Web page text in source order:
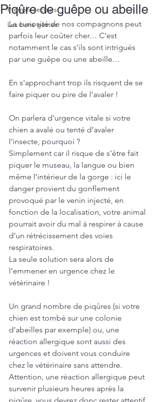
Premier secours
Les bons gestes
Piqûre de guêpe ou abeille
La curiosité de nos compagnons peut
parfois leur coûter cher… C’est
notamment le cas s’ils sont intrigués
par une guêpe ou une abeille…
En s’approchant trop ils risquent de se
faire piquer ou pire de l’avaler !
On parlera d’urgence vitale si votre
chien a avalé ou tenté d’avaler
l’insecte, pourquoi ?
Simplement car il risque de s’être fait
piquer le museau, la langue ou bien
même l’intérieur de la gorge : ici le
danger provient du gonflement
provoqué par le venin injecté, en
fonction de la localisation, votre animal
pourrait avoir du mal à respirer à cause
d’un rétrécissement des voies
respiratoires.
La seule solution sera alors de
l’emmener en urgence chez le
vétérinaire !
Un grand nombre de piqûres (si votre
chien est tombé sur une colonie
d’abeilles par exemple) ou, une
réaction allergique sont aussi des
urgences et doivent vous conduire
chez le vétérinaire sans attendre.
Attention, une réaction allergique peut
survenir plusieurs heures après la